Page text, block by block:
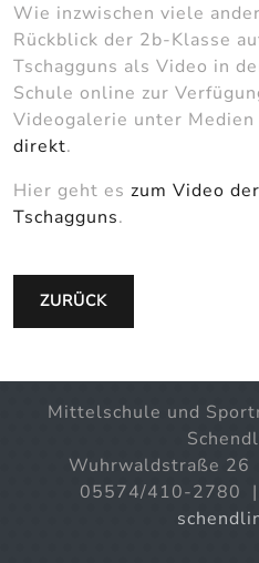
Wie inzwischen viele
Rückblick der 2b-Klasse
Tschagguns als Video in
Schule online zur
Videogalerie unter
direkt.
Hier geht es zum Video
Tschagguns.
ZURÜCK
Mittelschule und
Wuhrwaldstraße
05574/410-2780 |